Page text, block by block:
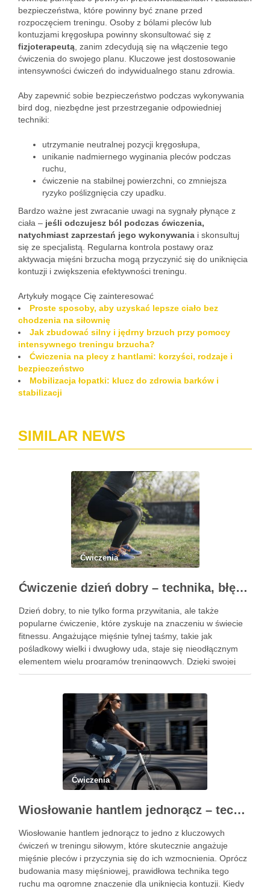
bezpieczeństwa, które powinny być znane przed
rozpoczęciem treningu. Osoby z bólami pleców lub
kontuzjami kręgosłupa powinny skonsultować się z
fizjoterapeutą , zanim zdecydują się na włączenie tego
ćwiczenia do swojego planu. Kluczowe jest dostosowanie
intensywności ćwiczeń do indywidualnego stanu zdrowia.
Aby zapewnić sobie bezpieczeństwo podczas wykonywania
bird dog, niezbędne jest przestrzeganie odpowiedniej
techniki:
utrzymanie neutralnej pozycji kręgosłupa,
unikanie nadmiernego wyginania pleców podczas
ruchu,
ćwiczenie na stabilnej powierzchni, co zmniejsza
ryzyko poślizgnięcia czy upadku.
Bardzo ważne jest zwracanie uwagi na sygnały płynące z
ciała – jeśli odczujesz ból podczas ćwiczenia,
natychmiast zaprzestań jego wykonywania i skonsultuj
się ze specjalistą. Regularna kontrola postawy oraz
aktywacja mięśni brzucha mogą przyczynić się do uniknięcia
kontuzji i zwiększenia efektywności treningu.
Artykuły mogące Cię zainteresować
Proste sposoby, aby uzyskać lepsze ciało bez
chodzenia na siłownię
Jak zbudować silny i jędrny brzuch przy pomocy
intensywnego treningu brzucha?
Ćwiczenia na plecy z hantlami: korzyści, rodzaje i
bezpieczeństwo
Mobilizacja łopatki: klucz do zdrowia barków i
stabilizacji
SIMILAR NEWS
Ćwiczenia
Ćwiczenie dzień dobry – technika, błędy i korzyści zdrowotne
Dzień dobry, to nie tylko forma przywitania, ale także
popularne ćwiczenie, które zyskuje na znaczeniu w świecie
fitnessu. Angażujące mięśnie tylnej taśmy, takie jak
pośladkowy wielki i dwugłowy uda, staje się nieodłącznym
elementem wielu programów treningowych. Dzięki swojej
złożoności, ćwiczenie to pozwala na rozwijanie siły oraz
Ćwiczenia
Wiosłowanie hantlem jednorącz – technika, błędy i efekty treningu
Wiosłowanie hantlem jednorącz to jedno z kluczowych
ćwiczeń w treningu siłowym, które skutecznie angażuje
mięśnie pleców i przyczynia się do ich wzmocnienia. Oprócz
budowania masy mięśniowej, prawidłowa technika tego
ruchu ma ogromne znaczenie dla uniknięcia kontuzji. Kiedy